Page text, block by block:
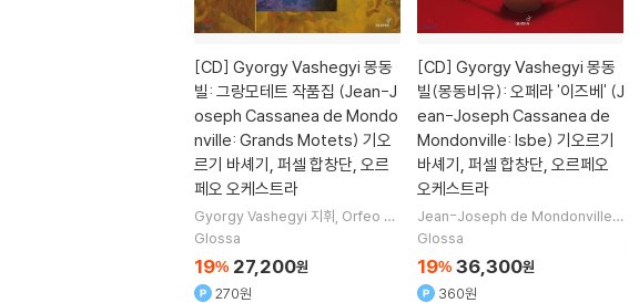
[CD] Gyorgy Vashegyi 몽동
빌: 그랑모테트 작품집 (Jean-J
oseph Cassanea de Mondo
nville: Grands Motets) 기오
르기 바셰기, 퍼셀 합창단, 오르
페오 오케스트라
Gyorgy Vashegyi 지휘 Orfeo Or
chestra
Glossa
19% 27,200원
270원
[CD] Gyorgy Vashegyi 몽동
빌(몽동비유): 오페라 '이즈베' (J
ean-Joseph Cassanea de
Mondonville: Isbe) 기오르기
바셰기, 퍼셀 합창단, 오르페오
오케스트라
Jean-Joseph de Mondonville
작곡 Katherine Watson
래 외 4명
Glossa
19% 36,300원
360원